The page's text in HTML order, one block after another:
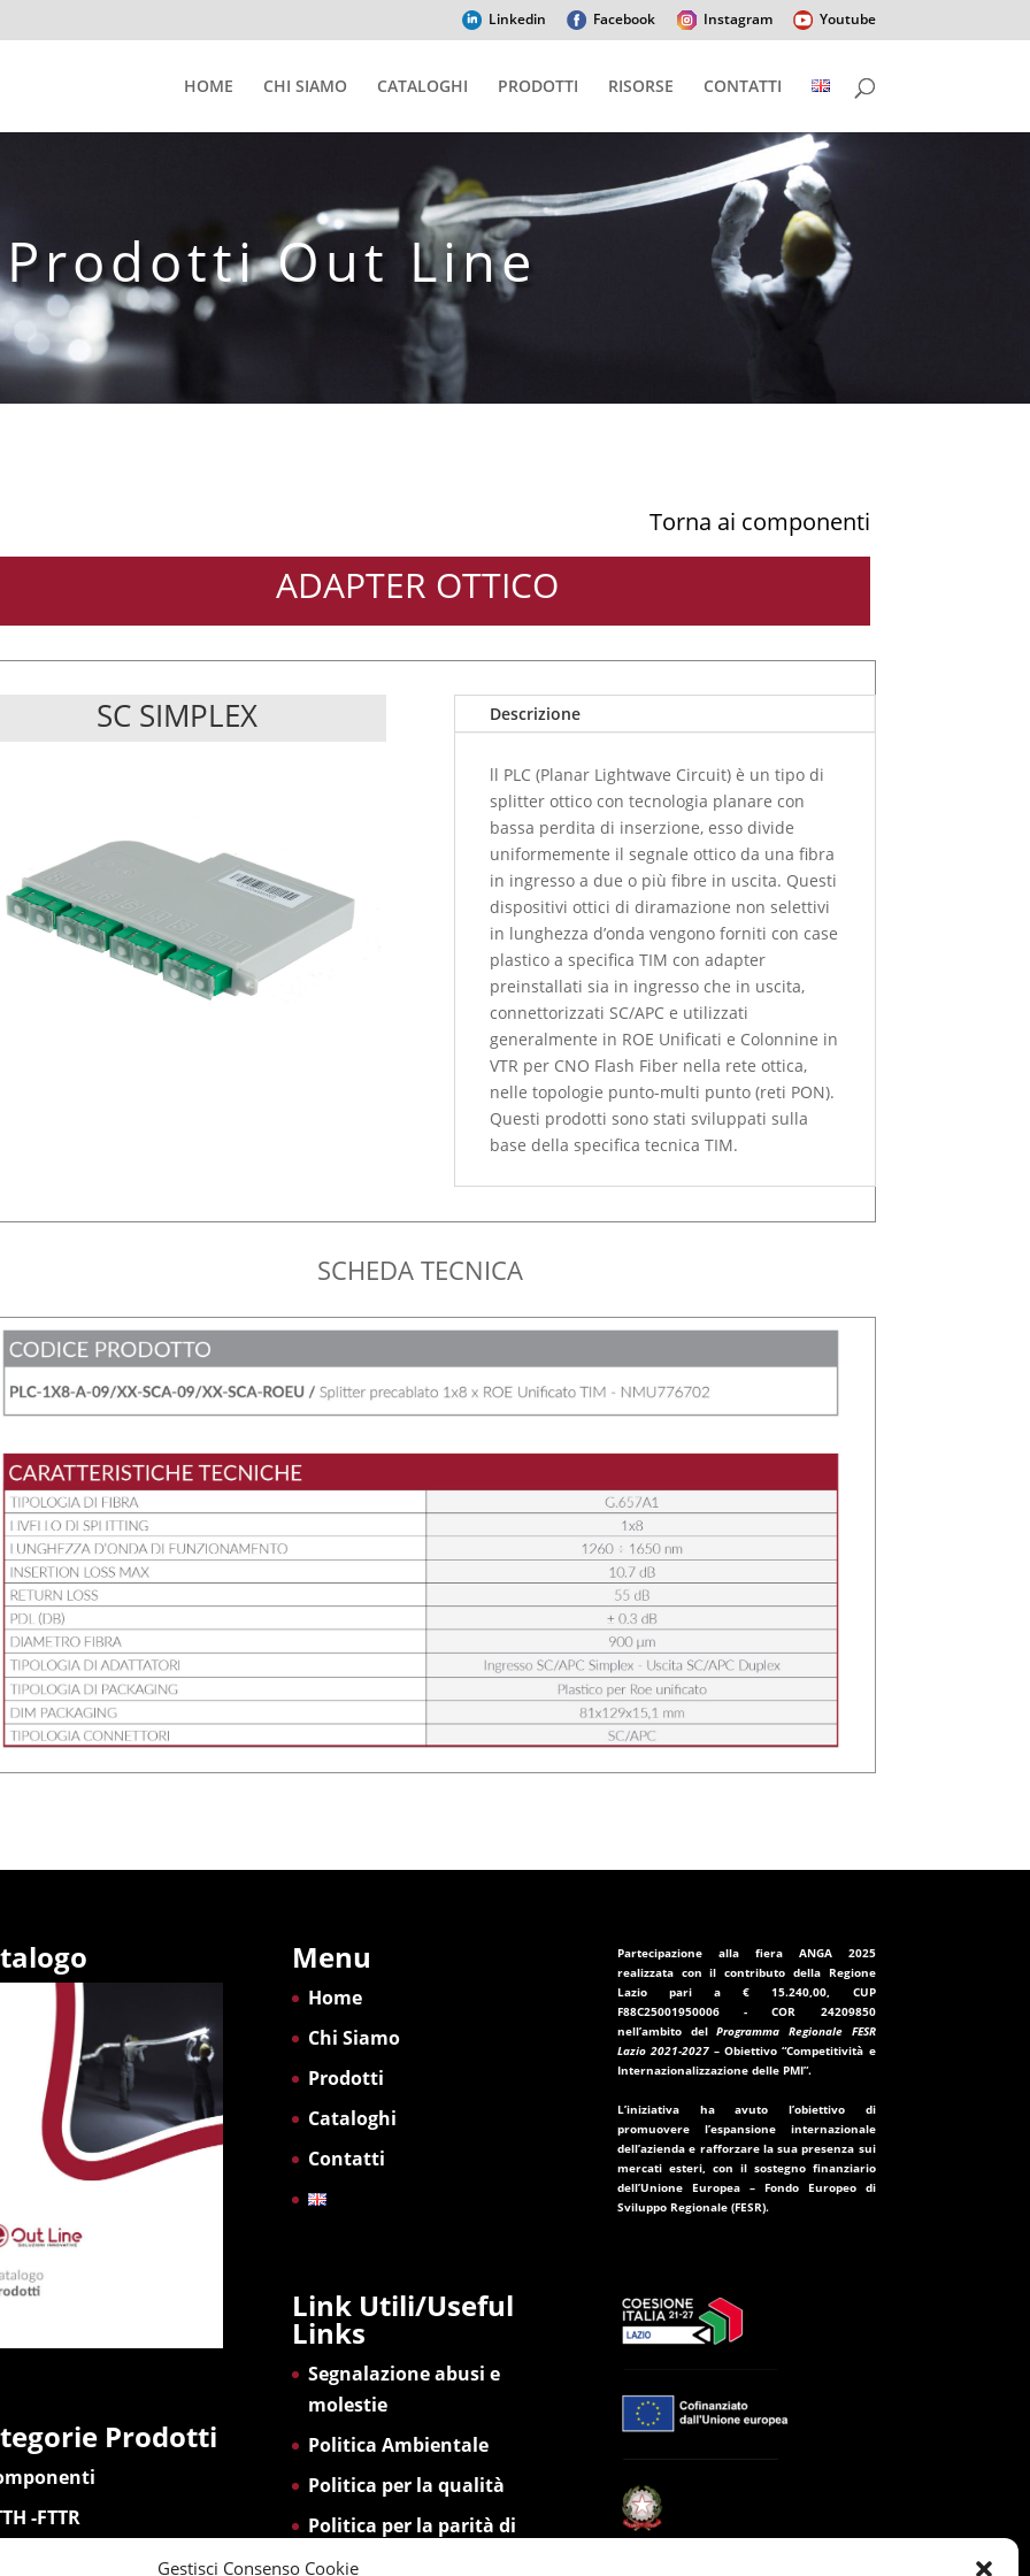
Gestisci Consenso Cookie
Linkedin Facebook Instagram Youtube
HOME CHI SIAMO CATALOGHI PRODOTTI RISORSE CONTATTI
Out Line
Torna ai componenti
ADAPTER OTTICO
SC SIMPLEX Descrizione
ll PLC (Planar Lightwave Circuit) è un tipo di
splitter ottico con tecnologia planare con
bassa perdita di inserzione, esso divide
uniformemente il segnale ottico da una fibra
in ingresso a due o più fibre in uscita. Questi
dispositivi ottici di diramazione non selettivi
in lunghezza d’onda vengono forniti con case
plastico a specifica TIM con adapter
preinstallati sia in ingresso che in uscita,
connettorizzati SC/APC e utilizzati
generalmente in ROE Unificati e Colonnine in
VTR per CNO Flash Fiber nella rete ottica,
nelle topologie punto-multi punto (reti PON).
Questi prodotti sono stati sviluppati sulla
base della specifica tecnica TIM.
SCHEDA TECNICA
Prodotti
-FTTR
Menu
Home
Chi Siamo
Prodotti
Cataloghi
Contatti
Link Utili/Useful
Links
Segnalazione abusi e
molestie
Politica Ambientale
Politica per la qualità
Politica per la parità di
genere
Partecipazione alla fiera ANGA 2025
realizzata con il contributo della Regione
Lazio pari a€ 15.240,00, CUP
F88C25001950006 - COR 24209850
nell’ambito delProgramma Regionale FESR
Lazio 2021-2027 – Obiettivo “Competitività e
Internazionalizzazione delle PMI”.
L’iniziativa ha avuto l’obiettivo di
promuovere l’espansione internazionale
dell’azienda e rafforzare la sua presenza sui
mercati esteri, con il sostegno finanziario
dell’Unione Europea – Fondo Europeo di
Sviluppo Regionale (FESR).